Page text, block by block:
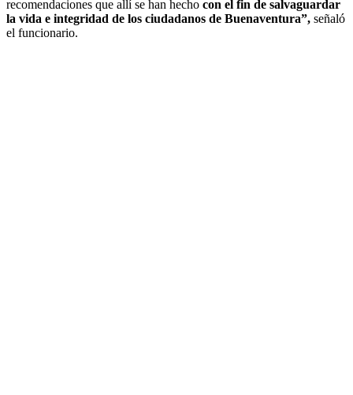
recomendaciones que allí se han hecho con el fin de salvaguardar
la vida e integridad de los ciudadanos de Buenaventura”, señaló
el funcionario.